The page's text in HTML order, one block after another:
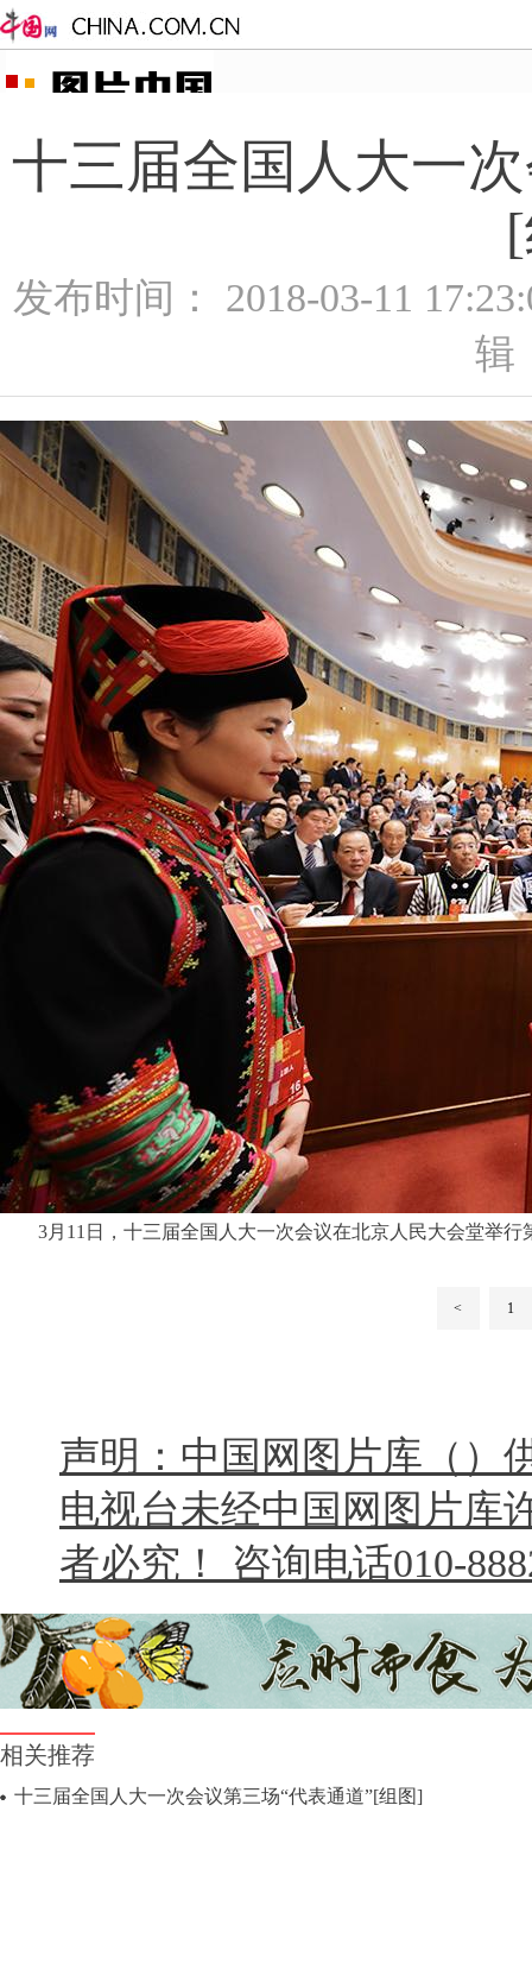
十三届全国人大一
发布时间： 2018-03-11
辑
3月11日，十三届全国人大一次会议在北京人民大会堂举
< 1
声明：中国网图片库（）
电视台未经中国网图片库
者必究！ 咨询电话010-
相关推荐
十三届全国人大一次会议第三场“代表通道”[组图]